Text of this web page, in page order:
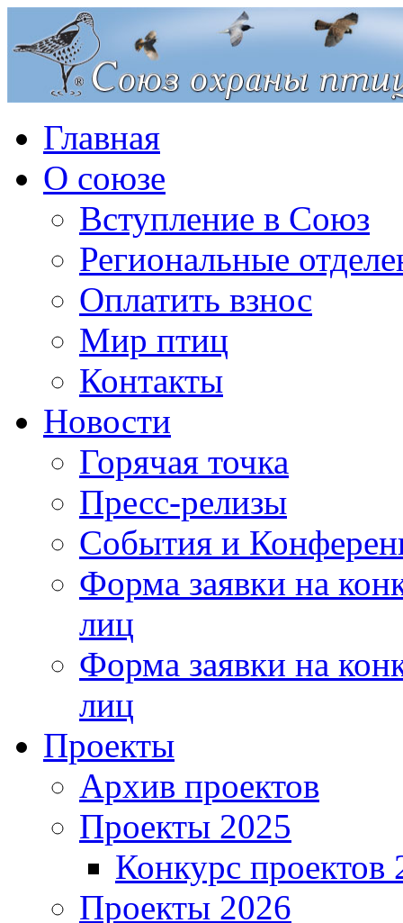
Главная
О союзе
Вступление в Союз
Региональные
Оплатить взнос
Мир птиц
Контакты
Новости
Горячая точка
Пресс-релизы
События и
Форма заявки на
лиц
Форма заявки на
лиц
Проекты
Архив проектов
Проекты 2025
Конкурс проектов
Проекты 2026